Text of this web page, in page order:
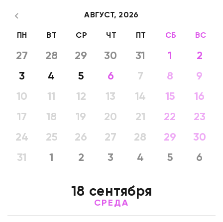
АВГУСТ, 2026
ПН ВТ СР ЧТ ПТ СБ ВС
27 28 29 30 31 1
2
3
4 5 6 7 8
9
10
11 12 13 14 15
16
17
18 19 20 21 22
23
24
25 26 27 28 29
30
31
1 2 3 4 5 6
18 сентября
СРЕДА